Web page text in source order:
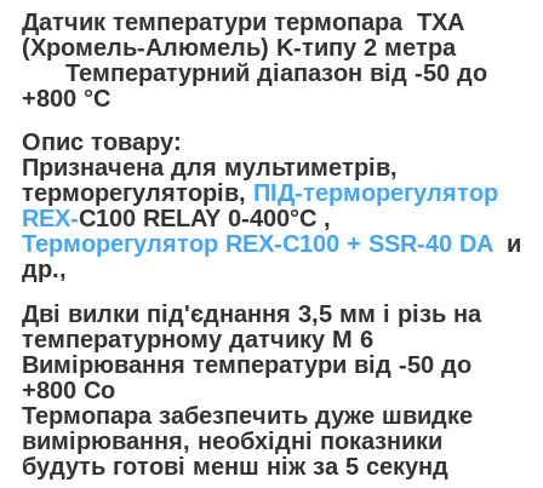
Датчик температури термопара ТХА
(Хромель-Алюмель) K-типу 2 метра
Температурний діапазон від -50 до
+800 °C
Опис товару:
Призначена для мультиметрів,
терморегуляторів, ПІД-терморегулятор
REX-C100 RELAY 0-400°C ,
Терморегулятор REX-C100 + SSR-40 DAи
др.,
Дві вилки під'єднання 3,5 мм і різь на
температурному датчику М 6
Вимірювання температури від -50 до
+800 Co
Термопара забезпечить дуже швидке
вимірювання, необхідні показники
будуть готові менш ніж за 5 секунд